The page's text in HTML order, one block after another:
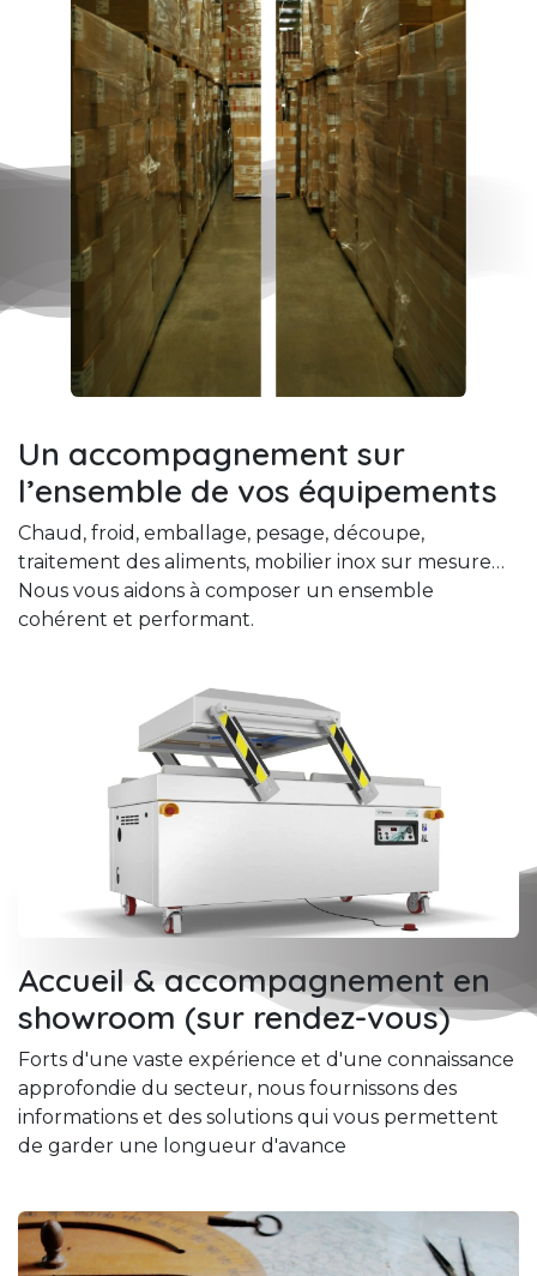
Un accompagnement sur
l’ensemble de vos équipements
Chaud, froid, emballage, pesage, découpe,
traitement des aliments, mobilier inox sur mesure…
Nous vous aidons à composer un ensemble
cohérent et performant.
Accueil & accompagnement en
showroom (sur rendez-vous)
Forts d'une vaste expérience et d'une connaissance
approfondie du secteur, nous fournissons des
informations et des solutions qui vous permettent
de garder une longueur d'avance